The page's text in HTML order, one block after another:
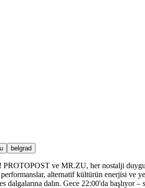
belgrad
ve MR.ZU, her nostalji
alternatif kültürün enerjisi ve
dalın. Gece 22:00'da başlıyor